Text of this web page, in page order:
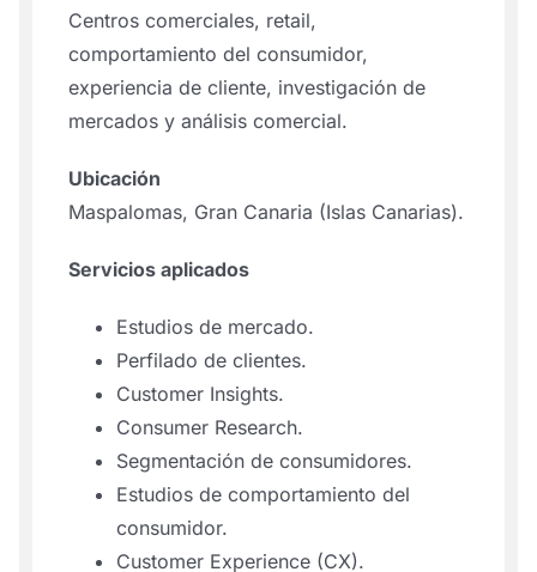
Centros comerciales, retail,
comportamiento del consumidor,
experiencia de cliente, investigación de
mercados y análisis comercial.
Ubicación
Maspalomas, Gran Canaria (Islas Canarias).
Servicios aplicados
Estudios de mercado.
Perfilado de clientes.
Customer Insights.
Consumer Research.
Segmentación de consumidores.
Estudios de comportamiento del
consumidor.
Customer Experience (CX).